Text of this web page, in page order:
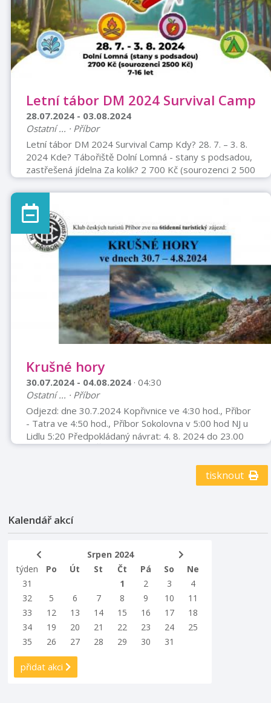
Letní tábor DM 2024 Survival Camp
28.07.2024 - 03.08.2024
Ostatní ... · Příbor
Letní tábor DM 2024 Survival Camp Kdy? 28. 7. – 3. 8.
2024 Kde? Tábořiště Dolní Lomná - stany s podsadou,
zastřešená jídelna Za kolik? 2 700 Kč (sourozenci 2 500
Kč) - V ceně nocleh, strava, pitný režim, výlet a odměny
Pro koho? Děti od 7 do 16 let Termín podání přihlášky
je do 30. 6. 2024. Termín zaplacení tábora je do 30. 6.
2024. Po 10.7. storno poplatek 1 000 Kč. Kontakt:
Ľubomír Čermák, 737 568 554, cer ...
Krušné hory
30.07.2024 - 04.08.2024 · 04:30
Ostatní ... · Příbor
Odjezd: dne 30.7.2024 Kopřivnice ve 4:30 hod., Příbor
- Tatra ve 4:50 hod., Příbor Sokolovna v 5:00 hod NJ u
Lidlu 5:20 Předpokládaný návrat: 4. 8. 2024 do 23.00
hod. Cena: člen KČT Ostatní dospělý 5 000 Kč 5 300,-
je doprava, parkovné, ubytování – Internát Schola
Humanitas – Litvínov, polopenze, mapy Platba: do 20.
tisknout
Kalendář akcí
Srpen 2024
týden
Po Út St Čt Pá So
Ne
31
1 2 3
4
32
5 6 7 8 9 10
11
33
12 13 14 15 16 17
18
34
19 20 21 22 23 24
25
35
26 27 28 29 30 31
přidat akci